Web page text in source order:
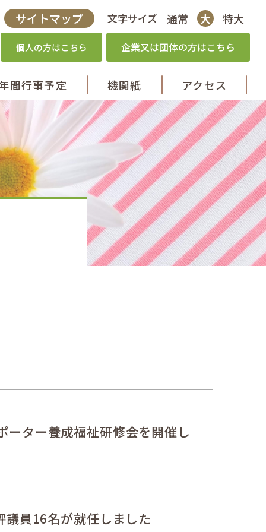
サイトマップ 文字サイズ 通常 大 特大
個人の方はこちら 企業又は団体の方はこちら
間行事予定 機関紙 アクセス
ター養成福祉研修会を開催し
員16名が就任しました